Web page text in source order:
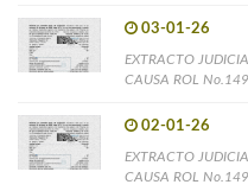
03-01-26
EXTRACTO
CAUSA ROL
02-01-26
EXTRACTO
CAUSA ROL